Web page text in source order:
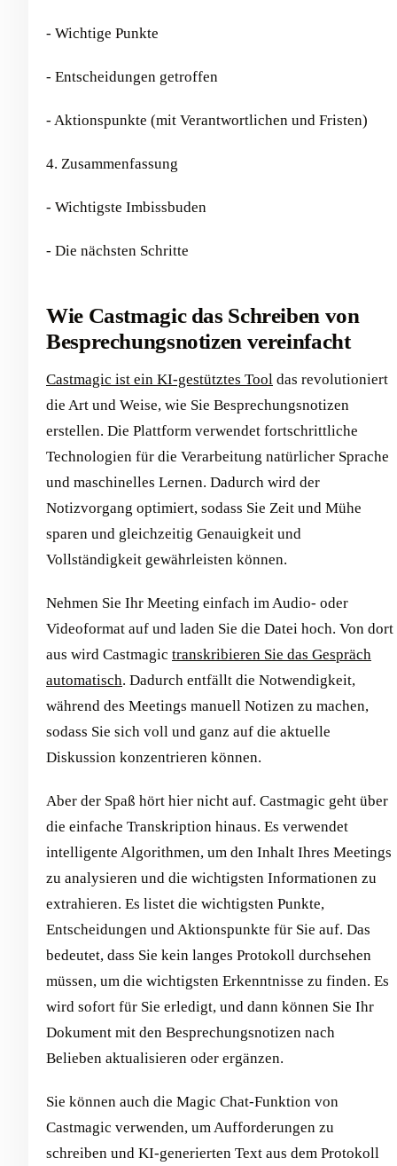
- Wichtige Punkte
- Entscheidungen getroffen
- Aktionspunkte (mit Verantwortlichen und Fristen)
4. Zusammenfassung
- Wichtigste Imbissbuden
- Die nächsten Schritte
Wie Castmagic das Schreiben von
Besprechungsnotizen vereinfacht
Castmagic ist ein KI-gestütztes Tool das revolutioniert
die Art und Weise, wie Sie Besprechungsnotizen
erstellen. Die Plattform verwendet fortschrittliche
Technologien für die Verarbeitung natürlicher Sprache
und maschinelles Lernen. Dadurch wird der
Notizvorgang optimiert, sodass Sie Zeit und Mühe
sparen und gleichzeitig Genauigkeit und
Vollständigkeit gewährleisten können.
Nehmen Sie Ihr Meeting einfach im Audio- oder
Videoformat auf und laden Sie die Datei hoch. Von dort
aus wird Castmagic transkribieren Sie das Gespräch
automatisch. Dadurch entfällt die Notwendigkeit,
während des Meetings manuell Notizen zu machen,
sodass Sie sich voll und ganz auf die aktuelle
Diskussion konzentrieren können.
Aber der Spaß hört hier nicht auf. Castmagic geht über
die einfache Transkription hinaus. Es verwendet
intelligente Algorithmen, um den Inhalt Ihres Meetings
zu analysieren und die wichtigsten Informationen zu
extrahieren. Es listet die wichtigsten Punkte,
Entscheidungen und Aktionspunkte für Sie auf. Das
bedeutet, dass Sie kein langes Protokoll durchsehen
müssen, um die wichtigsten Erkenntnisse zu finden. Es
wird sofort für Sie erledigt, und dann können Sie Ihr
Dokument mit den Besprechungsnotizen nach
Belieben aktualisieren oder ergänzen.
Sie können auch die Magic Chat-Funktion von
Castmagic verwenden, um Aufforderungen zu
schreiben und KI-generierten Text aus dem Protokoll